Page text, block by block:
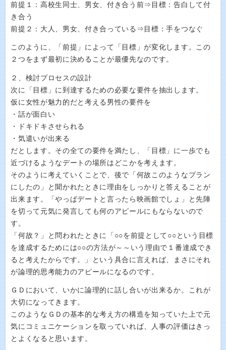
前提１：高校生同士、男女、付き合う前⇒目標：告白して付
き合う
前提２：大人、男女、付き合っている⇒目標：手をつなぐ
このように、「前提」によって「目標」が変化します。この
２つをまず最初に決めることが最優先なのです。
２、検討プロセスの設計
次に「目標」に到達するための必要な要件を抽出します。
仮に女性が魅力的だと考える男性の要件を
・話が面白い
・ドキドキさせられる
・気遣いが出来る
だとします。その全ての要件を満たし、「目標」に一歩でも
近づけるようなデートの場所はどこかを考えます。
そのように考えていくことで、後で「何故このようなプラン
にしたの」と聞かれたときに理由をしっかりと答えることが
出来ます。「やっぱデートと言ったら映画館でしょ」と先陣
を切って元気に発言しても何のアピールにもならないので
す。
「何故？」と問われたときに「○○を前提として○○という目標
を達成するためには○○の方法が～～いう理由で１番達成でき
ると考えたからです。」という具合に言えれば、まさにそれ
が論理的思考能力のアピールになるのです。
ＧＤにおいて、いかに論理的に話し合いが出来るか。これが
大切になってきます。
このようなＧＤの基本的な考え方の構造を知っていた上で元
気にコミュニケーションを取っていれば、人事の評価はきっ
とよくなると思います。